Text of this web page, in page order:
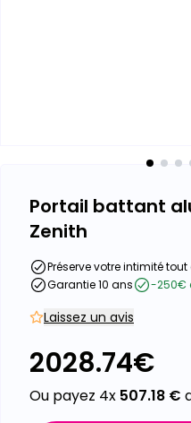
Portail battant
Zenith
Préserve votre intimité
Garantie 10 ans
-250€
Laissez un avis
2028.74€
Ou payez 4x 507.18 €